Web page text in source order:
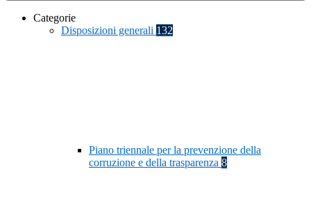
Categorie
Disposizioni generali 132
Piano triennale per la prevenzione della
corruzione e della trasparenza 8